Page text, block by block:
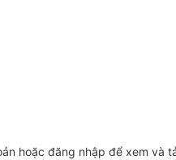
hoặc đăng nhập để xem và